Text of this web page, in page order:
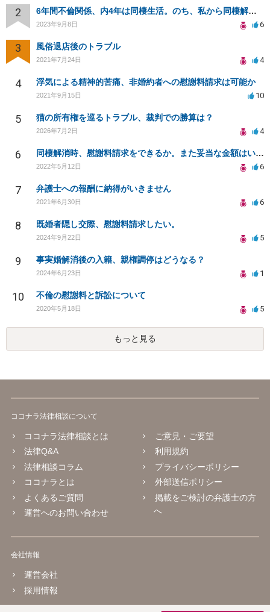
2 6年間不倫関係、内4年は同棲生活。のち、私から同棲解消し、手切れ金請求したい。
2023年9月8日 6
3 風俗退店後のトラブル
2021年7月24日 4
4 浮気による精神的苦痛、非婚約者への慰謝料請求は可能か
2021年9月15日 10
5 猫の所有権を巡るトラブル、裁判での勝算は？
2026年7月2日 4
6 同棲解消時、慰謝料請求をできるか。また妥当な金額はいくらか。
2022年5月12日 6
7 弁護士への報酬に納得がいきません
2021年6月30日 6
8 既婚者隠し交際、慰謝料請求したい。
2024年9月22日 5
9 事実婚解消後の入籍、親権調停はどうなる？
2024年6月23日 1
10 不倫の慰謝料と訴訟について
2020年5月18日 5
もっと見る
ココナラ法律相談について
ココナラ法律相談とは
法律Q&A
法律相談コラム
ココナラとは
よくあるご質問
運営へのお問い合わせ
ご意見・ご要望
利用規約
プライバシーポリシー
外部送信ポリシー
掲載をご検討の弁護士の方
へ
会社情報
運営会社
採用情報